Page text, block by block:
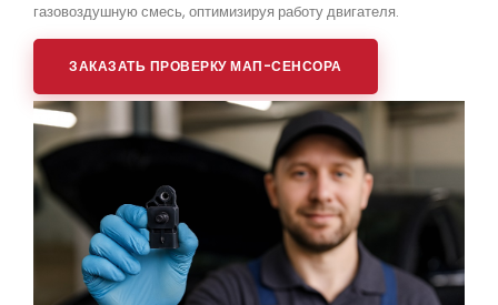
газовоздушную смесь, оптимизируя работу двигателя.
ЗАКАЗАТЬ ПРОВЕРКУ МАП-СЕНСОРА